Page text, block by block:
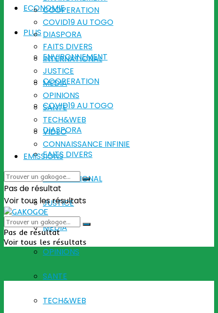
ECONOMIE
PLUS
ENVIRONNEMENT
COOPERATION
COVID19 AU TOGO
DIASPORA
FAITS DIVERS
INTERNATIONAL
JUSTICE
MEDIA
OPINIONS
SANTE
TECH&WEB
COOPERATION
COVID19 AU TOGO
DIASPORA
FAITS DIVERS
INTERNATIONAL
JUSTICE
MEDIA
OPINIONS
SANTE
TECH&WEB
VIDEO
CONNAISSANCE INFINIE
EMISSIONS
Pas de résultat
Voir tous les résultats
Pas de résultat
Voir tous les résultats